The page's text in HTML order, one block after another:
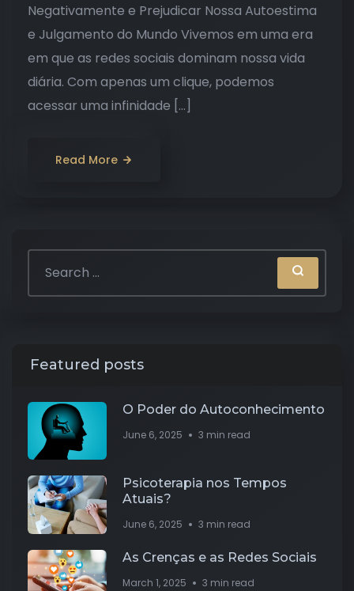
Negativamente e Prejudicar Nossa Autoestima
e Julgamento do Mundo Vivemos em uma era
em que as redes sociais dominam nossa vida
diária. Com apenas um clique, podemos
acessar uma infinidade […]
Read More
Featured posts
O Poder do Autoconhecimento
June 6, 2025 3 min read
Psicoterapia nos Tempos
Atuais?
June 6, 2025 3 min read
As Crenças e as Redes Sociais
March 1, 2025 3 min read